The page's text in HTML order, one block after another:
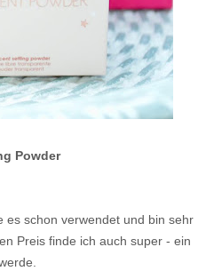
Powder
es schon verwendet und bin sehr
Preis finde ich auch super - ein